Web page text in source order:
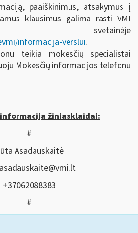
paaiškinimus, atsakymus į
klausimus galima rasti VMI
svetainėje
informacija-verslui.
teikia mokesčių specialistai
Mokesčių informacijos telefonu
informacija žiniasklaidai:
#
Asadauskaitė
+37062088383
#